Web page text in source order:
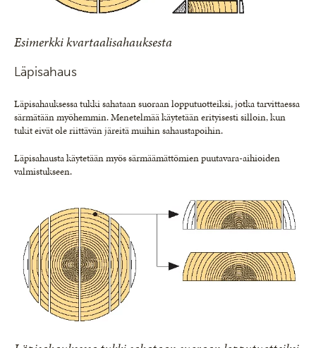
Esimerkki kvartaalisahauksesta
Läpisahaus
Läpisahauksessa tukki sahataan suoraan lopputuotteiksi, jotka tarvittaessa
särmätään myöhemmin. Menetelmää käytetään erityisesti silloin, kun
tukit eivät ole riittävän järeitä muihin sahaustapoihin.
Läpisahausta käytetään myös särmäämättömien puutavara-aihioiden
valmistukseen.